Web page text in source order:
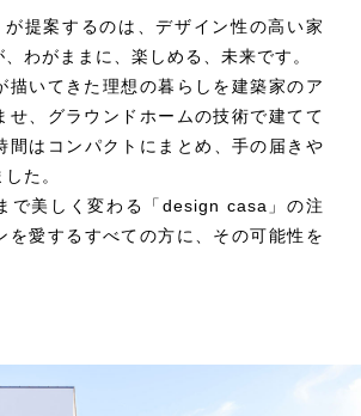
が提案するのは、デザイン性の高い家
、わがままに、楽しめる、未来です。
描いてきた理想の暮らしを建築家のア
、 グラウンドホームの技術で建てて
間はコンパクトにまとめ、手の届きや
た。
で美しく変わる「design casa」の注
を愛するすべての方に、その可能性を